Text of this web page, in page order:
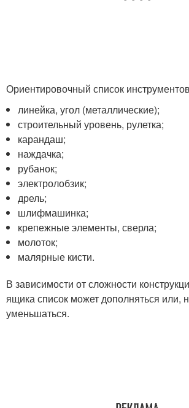
Ориентировочный список
линейка, угол (металлические);
строительный уровень, рулетка;
карандаш;
наждачка;
рубанок;
электролобзик;
дрель;
шлифмашинка;
крепежные элементы, сверла;
молоток;
малярные кисти.
В зависимости от сложности
ящика список может дополняться или,
уменьшаться.